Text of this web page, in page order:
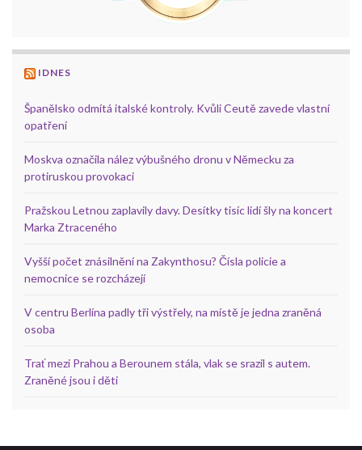
IDNES
Španělsko odmítá italské kontroly. Kvůli Ceutě zavede vlastní
opatření
Moskva označila nález výbušného dronu v Německu za
protiruskou provokaci
Pražskou Letnou zaplavily davy. Desítky tisíc lidí šly na koncert
Marka Ztraceného
Vyšší počet znásilnění na Zakynthosu? Čísla policie a
nemocnice se rozcházejí
V centru Berlína padly tři výstřely, na místě je jedna zraněná
osoba
Trať mezi Prahou a Berounem stála, vlak se srazil s autem.
Zraněné jsou i děti